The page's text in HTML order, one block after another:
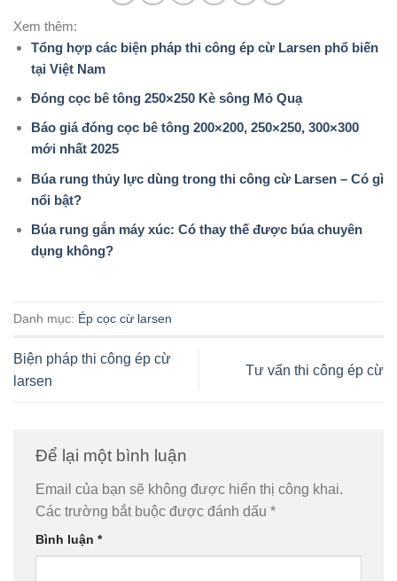
Xem thêm:
Tổng hợp các biện pháp thi công ép cừ Larsen phổ biến
tại Việt Nam
Đóng cọc bê tông 250×250 Kè sông Mỏ Quạ
Báo giá đóng cọc bê tông 200×200, 250×250, 300×300
mới nhất 2025
Búa rung thủy lực dùng trong thi công cừ Larsen – Có gì
nổi bật?
Búa rung gắn máy xúc: Có thay thế được búa chuyên
dụng không?
Danh mục: Ép cọc cừ larsen
Biện pháp thi công ép cừ
larsen
Tư vấn thi công ép cừ
Để lại một bình luận
Email của bạn sẽ không được hiển thị công khai.
Các trường bắt buộc được đánh dấu *
Bình luận *